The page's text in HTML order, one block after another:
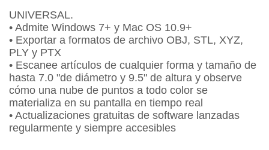
UNIVERSAL.
• Admite Windows 7+ y Mac OS 10.9+
• Exportar a formatos de archivo OBJ, STL, XYZ,
PLY y PTX
• Escanee artículos de cualquier forma y tamaño de
hasta 7.0 "de diámetro y 9.5" de altura y observe
cómo una nube de puntos a todo color se
materializa en su pantalla en tiempo real
• Actualizaciones gratuitas de software lanzadas
regularmente y siempre accesibles